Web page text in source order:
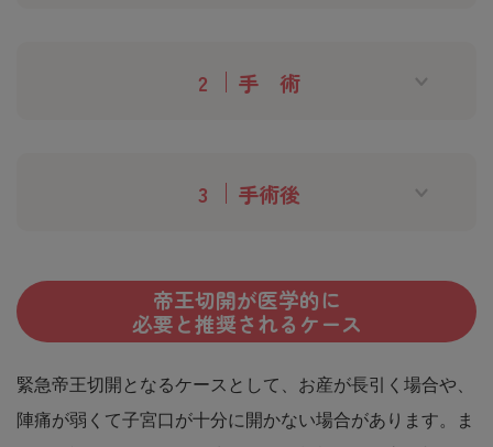
手 術
手術後
帝王切開が医学的に
必要と推奨されるケース
緊急帝王切開となるケースとして、お産が長引く場合や、
陣痛が弱くて子宮口が十分に開かない場合があります。ま